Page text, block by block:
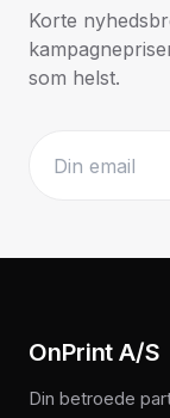
Korte
som helst.
OnPrint A/S
Din betroede